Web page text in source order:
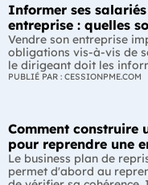
Informer ses
entreprise : quelles
Vendre son entreprise
obligations vis-à-vis de
le dirigeant doit les
leur permettre, s'ils le
L'essentiel Les entreprises de moins de 250 salariés sont
soumises, dans certains
d'information préalable
concerne la vente d'un
de la majorité des titres
PUBLIÉ PAR : CESSIONPME.COM
Comment construire
pour reprendre une
Le business plan de
permet d'abord au